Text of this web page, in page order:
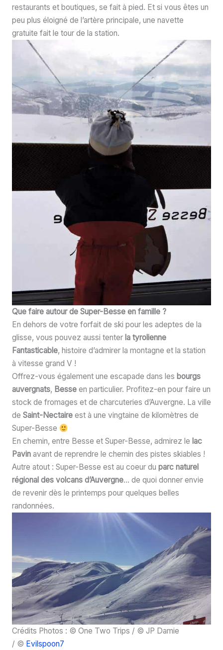
restaurants et boutiques, se fait à pied. Et si vous êtes un
peu plus éloigné de l’artère principale, une navette
gratuite fait le tour de la station.
Que faire autour de Super-Besse en famille ?
En dehors de votre forfait de ski pour les adeptes de la
glisse, vous pouvez aussi tenter la tyrolienne
Fantasticable, histoire d’admirer la montagne et la station
à vitesse grand V !
Offrez-vous également une escapade dans les bourgs
auvergnats, Besseen particulier. Profitez-en pour faire un
stock de fromages et de charcuteries d’Auvergne. La ville
de Saint-Nectaireest à une vingtaine de kilomètres de
Super-Besse
En chemin, entre Besse et Super-Besse, admirez le lac
Pavinavant de reprendre le chemin des pistes skiables !
Autre atout : Super-Besse est au coeur du parc naturel
régional des volcans d’Auvergne… de quoi donner envie
de revenir dès le printemps pour quelques belles
randonnées.
Crédits Photos : © One Two Trips / © JP Damie
/ © Evilspoon7